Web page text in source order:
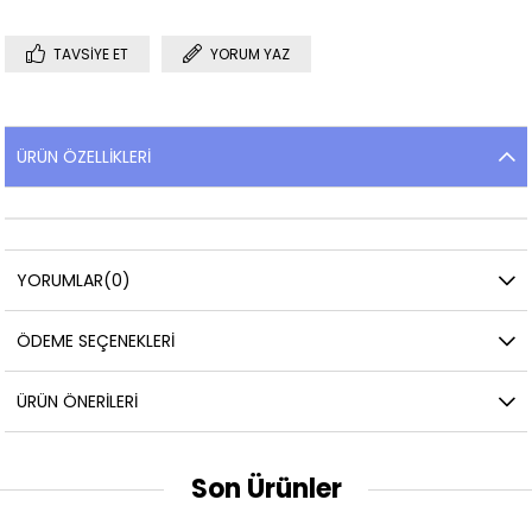
TAVSIYE ET YORUM YAZ
ÜRÜN ÖZELLIKLERI
YORUMLAR(0)
ÖDEME SEÇENEKLERI
ÜRÜN ÖNERILERI
Son Ürünler